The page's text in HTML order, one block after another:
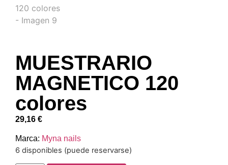
MUESTRARIO
MAGNETICO 120
colores
29,16 €
Marca: Myna nails
6 disponibles (puede reservarse)